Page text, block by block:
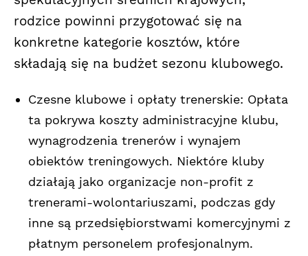
rodzice powinni przygotować się na
konkretne kategorie kosztów, które
składają się na budżet sezonu klubowego.
Czesne klubowe i opłaty trenerskie: Opłata
ta pokrywa koszty administracyjne klubu,
wynagrodzenia trenerów i wynajem
obiektów treningowych. Niektóre kluby
działają jako organizacje non-profit z
trenerami-wolontariuszami, podczas gdy
inne są przedsiębiorstwami komercyjnymi z
płatnym personelem profesjonalnym.